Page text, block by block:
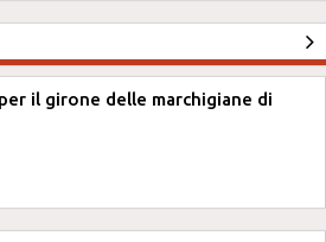
il girone delle marchigiane di